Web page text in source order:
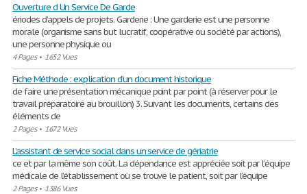
Ouverture d Un Service De Garde
ériodes d’appels de projets. Garderie : Une garderie est une personne
morale (organisme sans but lucratif, coopérative ou société par actions),
une personne physique ou
4 Pages• 1652 Vues
Fiche Méthode : explication d’un document historique
de faire une présentation mécanique point par point (à réserver pour le
travail préparatoire au brouillon) 3. Suivant les documents, certains des
éléments de
2 Pages• 1672 Vues
L’assistant de service social dans un service de gériatrie
ce et par la même son coût. La dépendance est appréciée soit par l’équipe
médicale de l’établissement où se trouve le patient, soit par l’équipe
2 Pages• 1386 Vues